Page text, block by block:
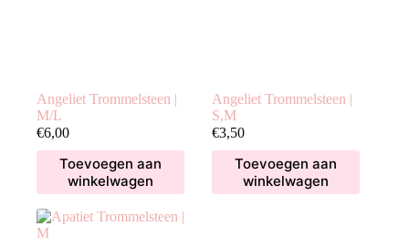
Angeliet Trommelsteen |
M/L
€6,00
Toevoegen aan
winkelwagen
Angeliet Trommelsteen |
S,M
€3,50
Toevoegen aan
winkelwagen